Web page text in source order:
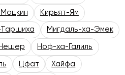
Кирьят-Ям
Мигдаль-ха-Эмек
Ноф-ха-Галиль
Цфат Хайфа